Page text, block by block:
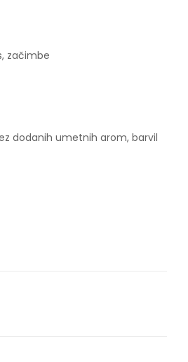
začimbe
dodanih umetnih arom, barvil